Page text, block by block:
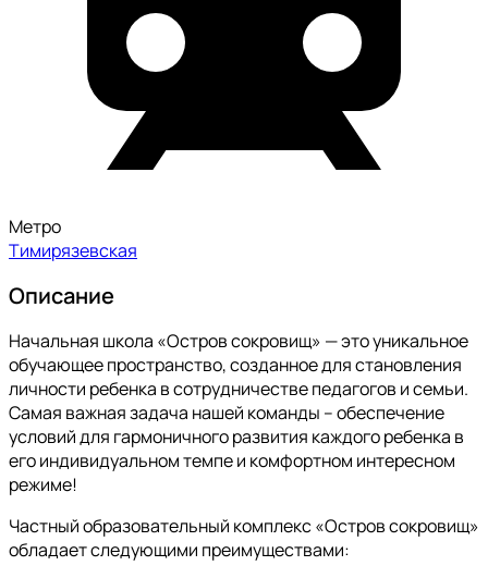
Метро
Тимирязевская
Описание
Начальная школа «Остров сокровищ» — это уникальное
обучающее пространство, созданное для становления
личности ребенка в сотрудничестве педагогов и семьи.
Самая важная задача нашей команды – обеспечение
условий для гармоничного развития каждого ребенка в
его индивидуальном темпе и комфортном интересном
режиме!
Частный образовательный комплекс «Остров сокровищ»
обладает следующими преимуществами: